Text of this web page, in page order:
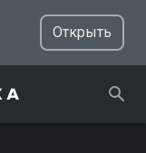
Открыть